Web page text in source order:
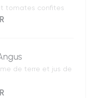
tomates confites
de terre et jus de